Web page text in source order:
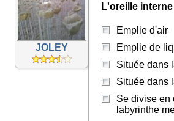
JOLEY
L'oreille
Emplie d'air
Emplie de
Située dans
Située dans
Se divise en
labyrinthe